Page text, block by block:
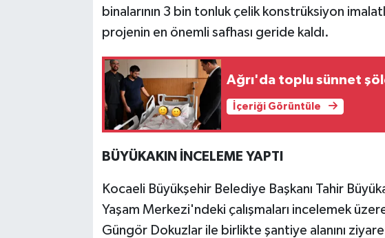
binalarının 3 bin tonluk çelik konstrüksiyon
projenin en önemli safhası geride kaldı.
Ağrı'da toplu sünnet
İçeriği Görüntüle
BÜYÜKAKIN İNCELEME YAPTI
Kocaeli Büyükşehir Belediye Başkanı Tahir
Yaşam Merkezi'ndeki çalışmaları incelemek
Güngör Dokuzlar ile birlikte şantiye alanını